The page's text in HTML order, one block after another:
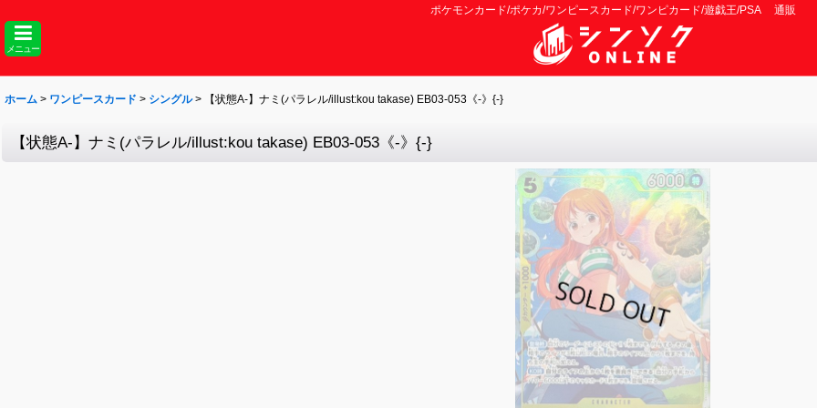
ポケモンカード/ポケカ/ワンピースカード/ワンピカード/遊戯王/PSA 通販
メニュー
ホーム > ワンピースカード > シングル > 【状態A-】ナミ(パラレル/illust:kou takase) EB03-053《-》{-}
【状態A-】ナミ(パラレル/illust:kou takase) EB03-053《-》{-}